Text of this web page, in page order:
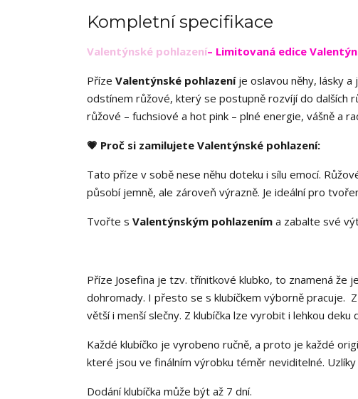
Kompletní specifikace
Valentýnské pohlazení– Limitovaná edice
Příze Valentýnské pohlazeníje oslavou něhy, lásky a
odstínem růžové, který se postupně rozvíjí do dalších
růžové – fuchsiové a hot pink – plné energie, vášně a
💗 Proč si zamilujete Valentýnské pohlazení:
Tato příze v sobě nese něhu doteku i sílu emocí.
působí jemně, ale zároveň výrazně. Je ideální pro
Tvořte s Valentýnským pohlazením a zabalte své
Příze Josefina je tzv. třínitkové klubko, to znamená
dohromady. I přesto se s klubíčkem výborně pracuje.
větší i menší slečny. Z klubíčka lze vyrobit i lehkou deku
Každé klubíčko je vyrobeno ručně, a proto je každé
které jsou ve finálním výrobku téměr neviditelné.
Dodání klubíčka může být až 7 dní.